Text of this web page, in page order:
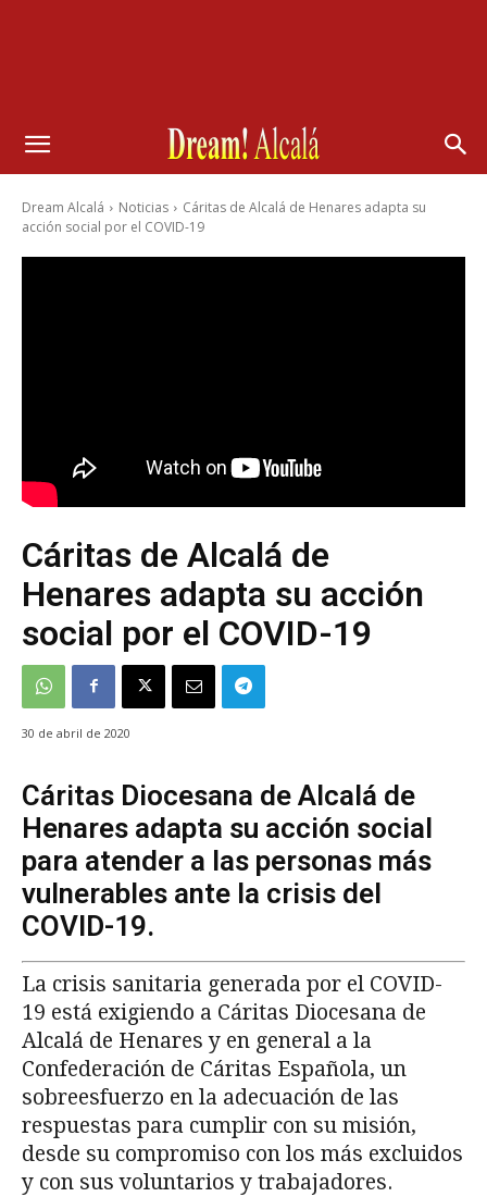
Dream Alcalá Noticias
Cáritas de Alcalá de Henares adapta su
acción social por el COVID-19
Cáritas de Alcalá de
Henares adapta su acción
social por el COVID-19
30 de abril de 2020
Cáritas Diocesana de Alcalá de
Henares adapta su acción social
para atender a las personas más
vulnerables ante la crisis del
COVID-19.
La crisis sanitaria generada por el COVID-
19 está exigiendo a Cáritas Diocesana de
Alcalá de Henares y en general a la
Confederación de Cáritas Española, un
sobreesfuerzo en la adecuación de las
respuestas para cumplir con su misión,
desde su compromiso con los más excluidos
y con sus voluntarios y trabajadores.